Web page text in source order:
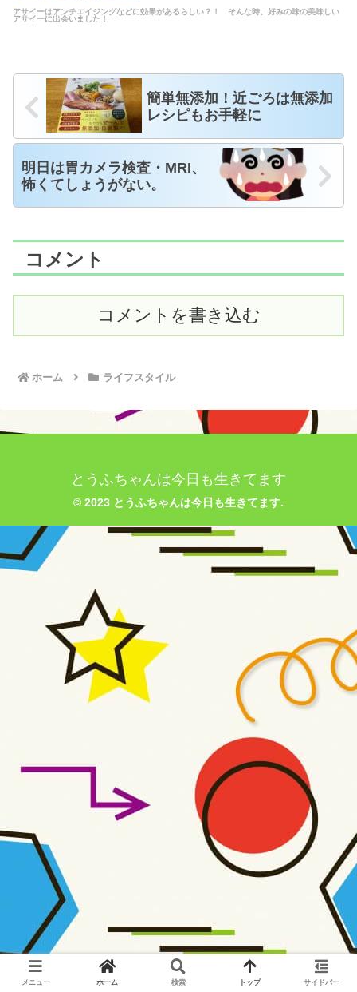
アサイーはアンチエイジングなどに効果があるらしい？！ そんな時、好みの味の美味しい
アサイーに出会いました！
簡単無添加！近ごろは無添加
レシピもお手軽に
明日は胃カメラ検査・MRI、
怖くてしょうがない。
コメント
コメントを書き込む
ホーム ライフスタイル
とうふちゃんは今日も生きてます
© 2023 とうふちゃんは今日も生きてます.
メニュー ホーム 検索 トップ サイドバー